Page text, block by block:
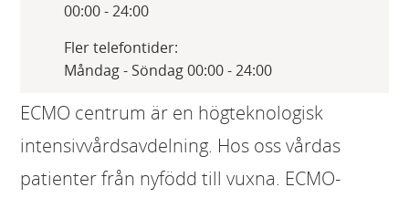
00:00 - 24:00
Fler telefontider:
Måndag - Söndag 00:00 - 24:00
ECMO centrum är en högteknologisk
intensivvårdsavdelning. Hos oss vårdas
patienter från nyfödd till vuxna. ECMO-